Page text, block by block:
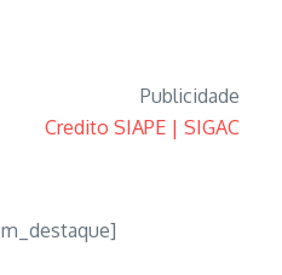
Publicidade